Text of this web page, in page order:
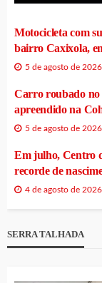
Motocicleta com
bairro Caxixola,
5 de agosto de 2026
Carro roubado no
apreendido na
5 de agosto de 2026
Em julho, Centro
recorde de
4 de agosto de 2026
SERRA TALHADA